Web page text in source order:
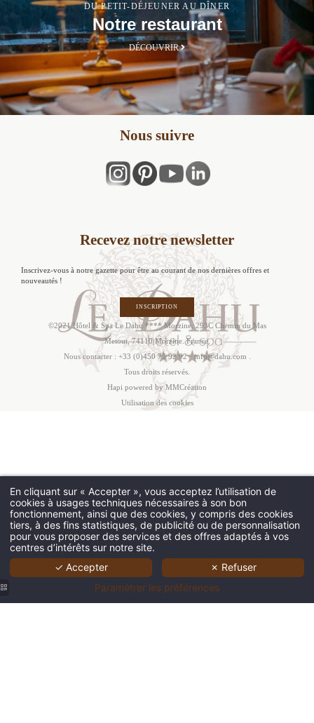
DU PETIT-DÉJEUNER AU DÎNER
Notre restaurant
DÉCOUVRIR
Nous suivre
Recevez notre newsletter
Inscrivez-vous à notre gazette pour être au courant de nos dernières offres et
nouveautés !
INSCRIPTION
©2021 Hôtel & Spa Le Dahu **** Morzine. 293C Chemin du Mas
Metout, 74110 Morzine. France.
Nous contacter : +33 (0)450 75 92 92·info@dahu.com
Tous droits réservés.
Hapi powered by MMCréation
Utilisation des cookies
En cliquant sur « Accepter », vous acceptez l’utilisation de
cookies à usages techniques nécessaires à son bon
fonctionnement, ainsi que des cookies, y compris des cookies
tiers, à des fins statistiques, de publicité ou de personnalisation
pour vous proposer des services et des offres adaptés à vos
centres d’intérêts sur notre site.
✓ Accepter
✗ Refuser
Paramétrer les préférences